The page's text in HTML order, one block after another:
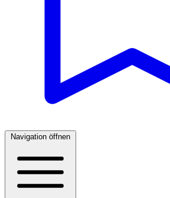
Navigation öffnen